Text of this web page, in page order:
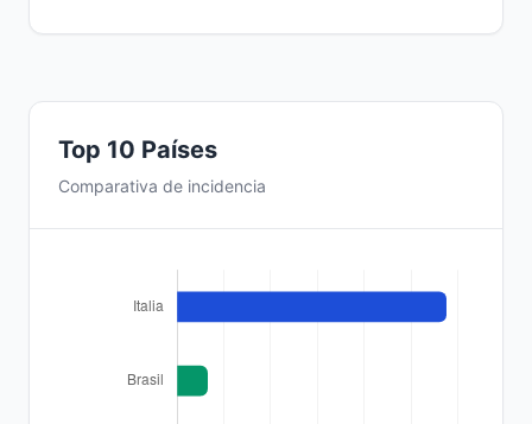
Top 10 Países
Comparativa de incidencia